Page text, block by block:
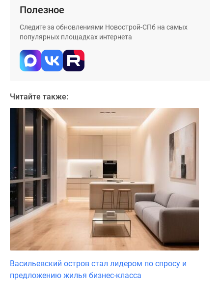
коттеджные
Строящиеся
коттеджные
поселки
Коттеджные
леса
Коттеджные
поселки
Коттеджные
поселки
ипотеку
Бизнес-
центры
Коттеджи
Траншевая
ипотека
Скидки
Полезное
Следите за обновлениями Новострой-СПб на самых
популярных площадках интернета
Читайте также:
Васильевский остров стал лидером по спросу и
предложению жилья бизнес-класса